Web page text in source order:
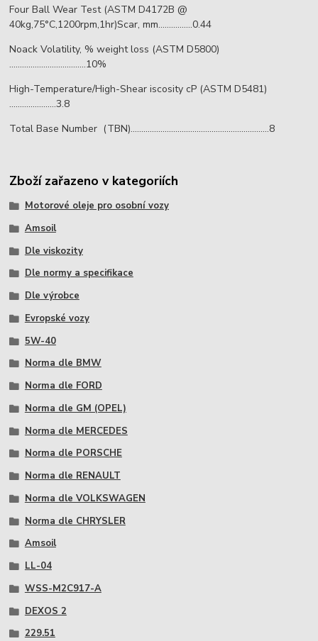
Four Ball Wear Test (ASTM D4172B @
40kg,75°C,1200rpm,1hr)Scar, mm................0.44
Noack Volatility, % weight loss (ASTM D5800)
....................................10%
High-Temperature/High-Shear iscosity cP (ASTM D5481)
......................3.8
Total Base Number (TBN).................................................................8
Zboží zařazeno v kategoriích
Motorové oleje pro osobní vozy
Amsoil
Dle viskozity
Dle normy a specifikace
Dle výrobce
Evropské vozy
5W-40
Norma dle BMW
Norma dle FORD
Norma dle GM (OPEL)
Norma dle MERCEDES
Norma dle PORSCHE
Norma dle RENAULT
Norma dle VOLKSWAGEN
Norma dle CHRYSLER
Amsoil
LL-04
WSS-M2C917-A
DEXOS 2
229.51